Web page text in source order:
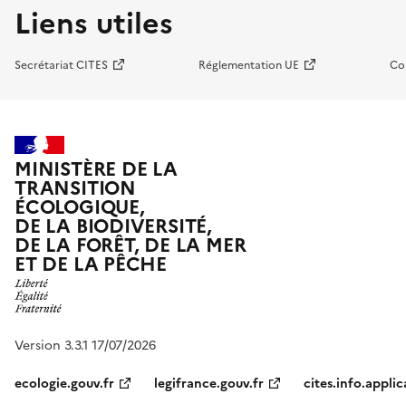
Liens utiles
Secrétariat CITES Réglementation UE
MINISTÈRE DE LA
TRANSITION
ÉCOLOGIQUE,
DE LA BIODIVERSITÉ,
DE LA FORÊT, DE LA MER
ET DE LA PÊCHE
Version 3.3.1 17/07/2026
ecologie.gouv.fr
legifrance.gouv.fr